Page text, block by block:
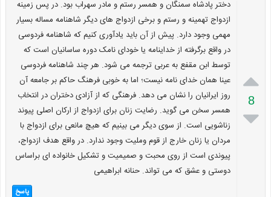

8

دختر پادشاه سمنگان و همسر رستم و مادر سهراب بود. در پس زمینه
ازدواج تهمینه و رستم و برخی ازدواج های دیگر شاهنامه مساله بسیار
مهمی وجود دارد. پیش از آن باید یادآوری کنیم که شاهنامه فردوسی
در واقع برگرفته از خداینامه یا خودای نامک دوره ساسانیان است که
توسط ابن مقفع به عربی ترجمه می شود. هر چند شاهنامه فردوسی
عینا همان خدای نامه نیست؛ اما به خوبی فرهنگ حاکم بر جامعه آن
روز ایرانیان را نشان می دهد. فرهنگی که از آزادی دختران در انتخاب
همسر سخن می گوید. رضایت زنان برای ازدواج از ارکان اصلی پیوند
زناشویی است. از سوی دیگر می بینیم که هیچ مانعی برای ازدواج با
مردان یا زنان خارج از قوم وملیت وجود ندارد. در واقع هدف ازدواج،
پیوندی است از روی محبت و صمیمیت و تشکیل خانواده ای براساس
دوستی و عشق که می تواند. حنانه ابراهیمی
پاسخ